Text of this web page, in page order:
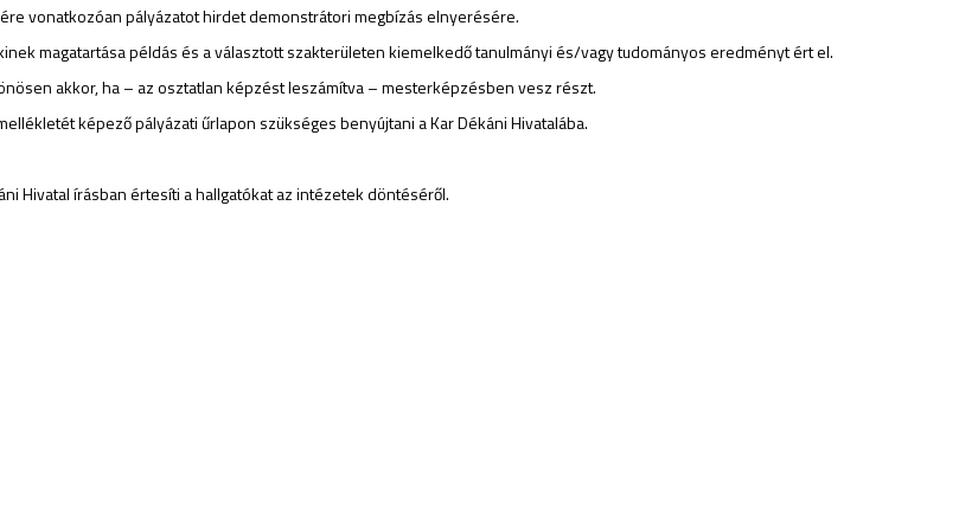
vonatkozóan pályázatot hirdet demonstrátori megbízás elnyerésére.
magatartása példás és a választott szakterületen kiemelkedő tanulmányi és/vagy tudományos eredményt ért el.
akkor, ha – az osztatlan képzést leszámítva – mesterképzésben vesz részt.
képező pályázati űrlapon szükséges benyújtani a Kar Dékáni Hivatalába.
Hivatal írásban értesíti a hallgatókat az intézetek döntéséről.